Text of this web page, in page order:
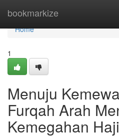
bookmarkize
Home
Home
1
Menuju
Furqah Arah
Kemegahan